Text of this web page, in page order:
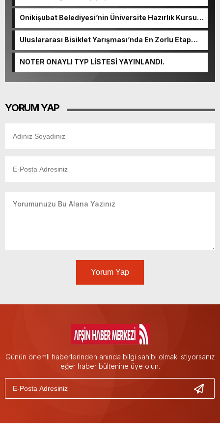
Okulunda görev değişimi!
Onikişubat Belediyesi’nin Üniversite Hazırlık Kursu
başvurularında son gün 7 Ağustos.
Uluslararası Bisiklet Yarışması’nda En Zorlu Etap
NOTER ONAYLI TYP LİSTESİ YAYINLANDI.
YORUM YAP
Yorum Yap
Günün önemli haberlerinden anında bilgi sahibi olmak istiyorsanız
eğer haber bültenine üye olun.